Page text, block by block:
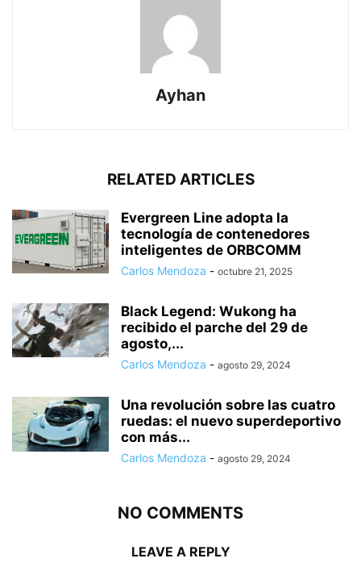
Ayhan
RELATED ARTICLES
Evergreen Line adopta la
tecnología de contenedores
inteligentes de ORBCOMM
Carlos Mendoza - octubre 21, 2025
Black Legend: Wukong ha
recibido el parche del 29 de
agosto,...
Carlos Mendoza - agosto 29, 2024
Una revolución sobre las cuatro
ruedas: el nuevo superdeportivo
con más...
Carlos Mendoza - agosto 29, 2024
NO COMMENTS
LEAVE A REPLY